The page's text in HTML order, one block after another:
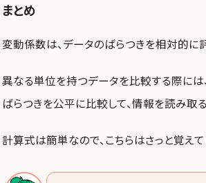
まとめ
変動係数は、データのばらつきを相対的に
異なる単位を持つデータを比較する際には
ばらつきを公平に比較して、情報を読み取
計算式は簡単なので、こちらはさっと覚えて